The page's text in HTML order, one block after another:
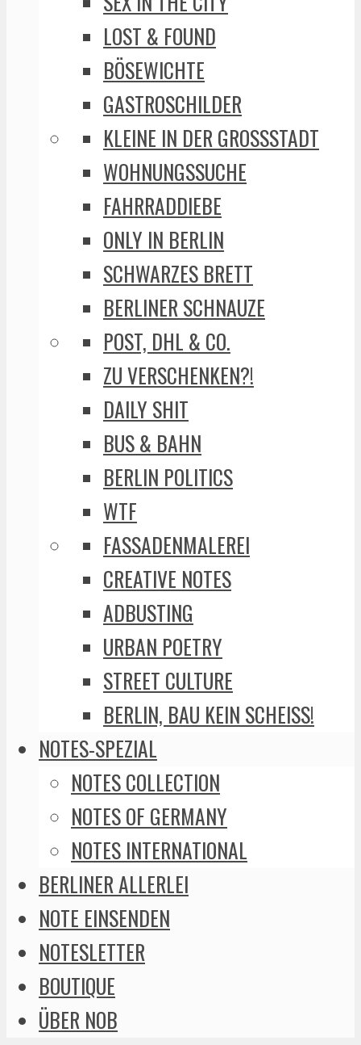
LOST & FOUND
BÖSEWICHTE
GASTROSCHILDER
KLEINE IN DER GROSSSTADT
WOHNUNGSSUCHE
FAHRRADDIEBE
ONLY IN BERLIN
SCHWARZES BRETT
BERLINER SCHNAUZE
POST, DHL & CO.
ZU VERSCHENKEN?!
DAILY SHIT
BUS & BAHN
BERLIN POLITICS
WTF
FASSADENMALEREI
CREATIVE NOTES
ADBUSTING
URBAN POETRY
STREET CULTURE
BERLIN, BAU KEIN SCHEISS!
NOTES-SPEZIAL
NOTES COLLECTION
NOTES OF GERMANY
NOTES INTERNATIONAL
BERLINER ALLERLEI
NOTE EINSENDEN
NOTESLETTER
BOUTIQUE
ÜBER NOB